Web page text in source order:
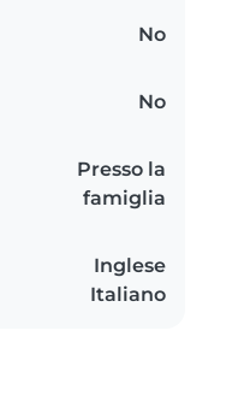
No
No
Presso la
famiglia
Inglese
Italiano